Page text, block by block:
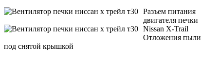
Разъем питания
двигателя печки
Nissan X-Trail
Отложения пыли
под снятой крышкой